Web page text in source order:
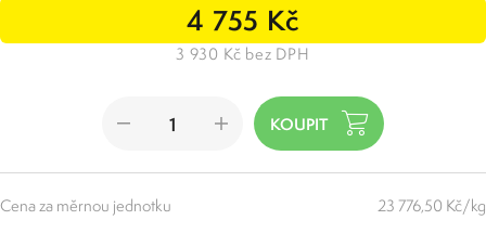
4 755 Kč
3 930 Kč bez DPH
Cena za měrnou jednotku 23 776,50 Kč/kg